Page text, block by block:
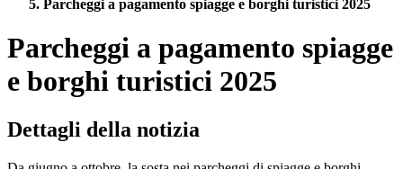
Parcheggi a pagamento spiagge e borghi turistici 2025
Parcheggi a pagamento spiagge
e borghi turistici 2025
Dettagli della notizia